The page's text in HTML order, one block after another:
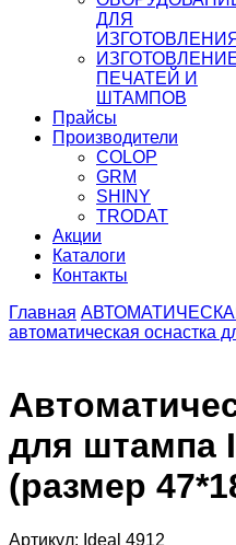
ДЛЯ
ИЗГОТОВЛЕНИЯ
ПЕЧАТЕЙ И
ШТАМПОВ
Прайсы
Производители
COLOP
GRM
SHINY
TRODAT
Акции
Каталоги
Контакты
Главная
автоматическая оснастка
для штампа
(размер
Артикул: Ideal 4912